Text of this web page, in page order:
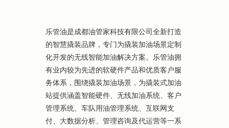
乐管油是成都油管家科技有限公司全新打造
的智慧撬装品牌，专门为撬装加油场景定制
化开发的无线智能加油解决方案。乐管油拥
有业内较为先进的软硬件产品和优质客户服
务体系，围绕撬装加油场景，为撬装式加油
站提供涵盖智能硬件、无线加油系统、客户
管理系统、车队用油管理系统、互联网支
付、大数据分析、管理咨询及代运营等一系